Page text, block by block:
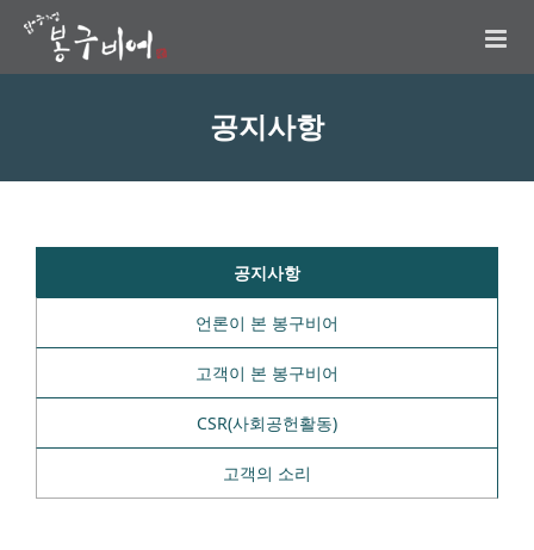
공지사항
공지사항
언론이 본 봉구비어
고객이 본 봉구비어
CSR(사회공헌활동)
고객의 소리